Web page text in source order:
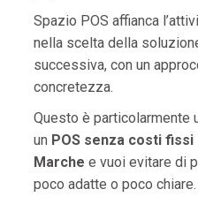
Spazio POS affianca
nella scelta della
successiva, con un
concretezza.
Questo è particolarmente
un POS senza costi
Marche e vuoi evitare di
poco adatte o poco chiare.